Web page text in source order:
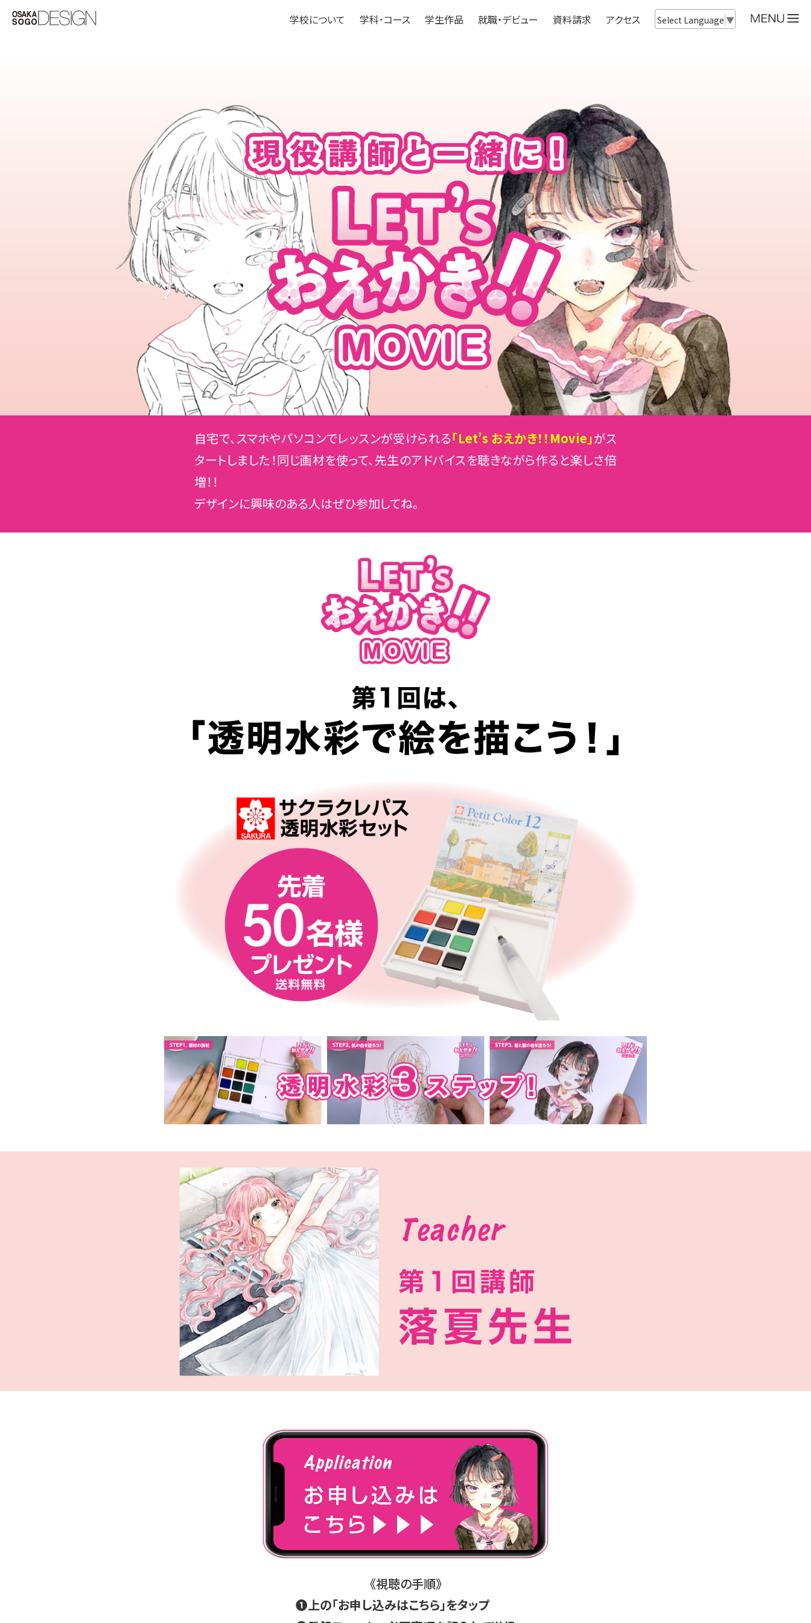
学校について 学科･コース 学生作品 就職・デビュー 資料請求 アクセス Select Language ▼
自宅で、スマホやパソコンでレッスンが受けられる「Let’s おえかき！！Movie」がス
タートしました！同じ画材を使って、先生のアドバイスを聴きながら作ると楽しさ倍
増！！
デザインに興味のある人はぜひ参加してね。
《視聴の手順》
❶上の「お申し込みはこちら」をタップ